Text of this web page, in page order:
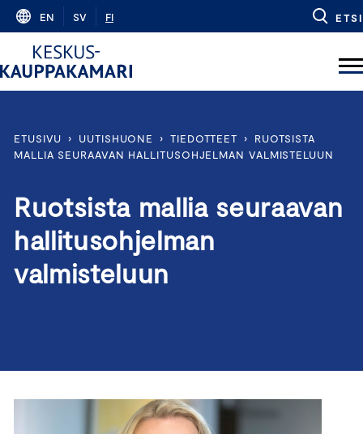
Skip
content
EN SV FI ETSI
ETUSIVU › UUTISHUONE › TIEDOTTEET ›
RUOTSISTA
MALLIA SEURAAVAN HALLITUSOHJELMAN VALMISTELUUN
Ruotsista mallia seuraavan
hallitusohjelman
valmisteluun